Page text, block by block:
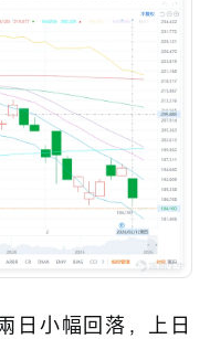
日小幅回落，上日